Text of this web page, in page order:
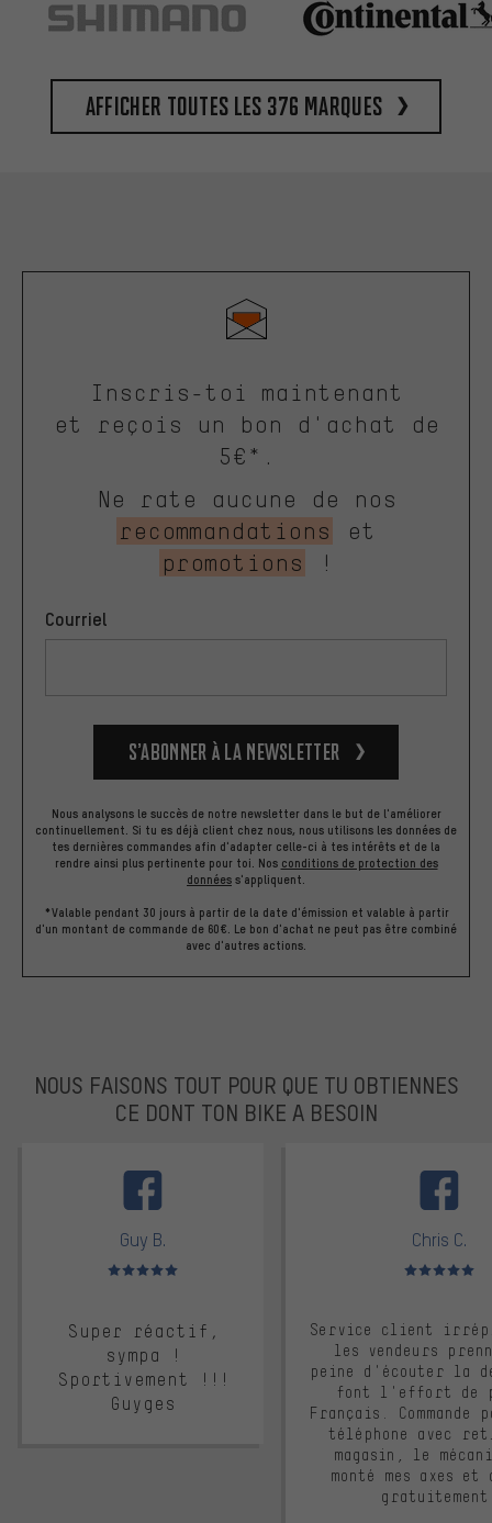
Afficher toutes les 376 marques
Inscris-toi maintenant
et reçois un bon d'achat de
5€*.
Ne rate aucune de nos
recommandations
et
promotions
!
Courriel
S’abonner à la newsletter
Nous analysons le succès de notre newsletter dans le but de l'améliorer
continuellement. Si tu es déjà client chez nous, nous utilisons les données de
tes dernières commandes afin d'adapter celle-ci à tes intérêts et de la
rendre ainsi plus pertinente pour toi. Nos conditions de protection des
données s'appliquent.
*Valable pendant 30 jours à partir de la date d'émission et valable à partir
d'un montant de commande de 60€. Le bon d'achat ne peut pas être combiné
avec d'autres actions.
NOUS FAISONS TOUT POUR QUE TU OBTIENNES
CE DONT TON BIKE A BESOIN
Guy B.
Note moyenne : 5 sur 5
Super réactif,
sympa !
Sportivement !!!
Guyges
Chris C.
Note moyenne :
Service client
les vendeurs
peine d'écouter la
font l'effort de
Français. Commande
téléphone avec
magasin, le
monté mes axes et